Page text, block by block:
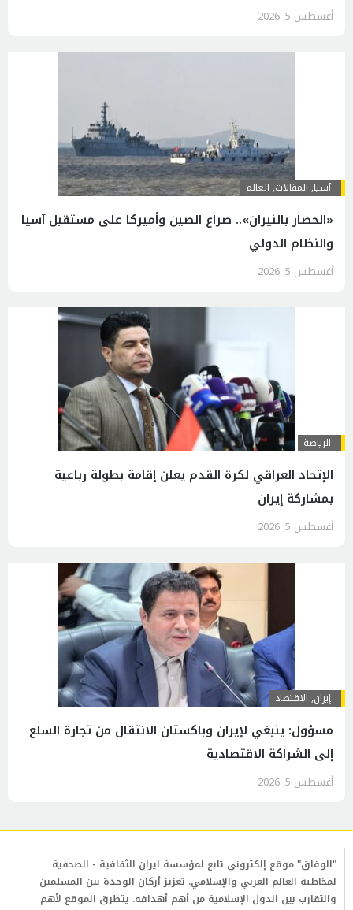
أغسطس 5, 2026
آسیا, المقالات, العالم
«الحصار بالنيران».. صراع الصين وأميركا على مستقبل آسيا
والنظام الدولي
أغسطس 5, 2026
الرياضة
الإتحاد العراقي لكرة القدم يعلن إقامة بطولة رباعية
بمشاركة إيران
أغسطس 5, 2026
إيران, الاقتصاد
مسؤول: ينبغي لإيران وباكستان الانتقال من تجارة السلع
إلى الشراكة الاقتصادية
أغسطس 5, 2026
"الوفاق" موقع إلكتروني تابع لمؤسسة ايران الثقافية - الصحفية
لمخاطبة العالم العربي والإسلامي. تعزيز أركان الوحدة بين المسلمين
والتقارب بين الدول الإسلامية من أهم أهدافه. يتطرق الموقع لأهم